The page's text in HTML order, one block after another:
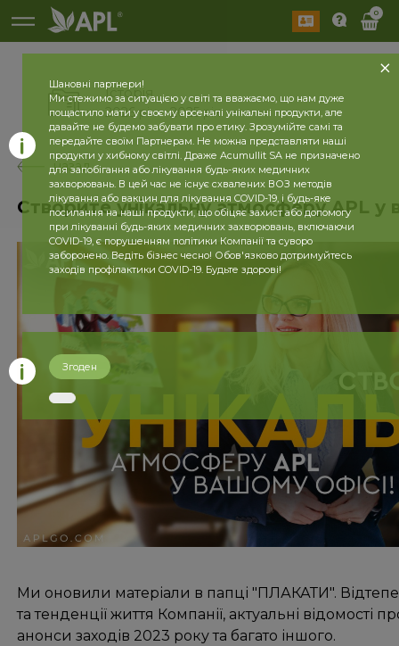
0
Історія
2026 рік 2025 рік
назад
Створите унікальну атмосферу APL у
Ми оновили матеріали в папці "ПЛАКАТИ".
та тенденції життя Компанії, актуальні відомості
анонси заходів 2023 року та багато іншого.
Шановні партнери!
Ми стежимо за ситуацією у світі та вважаємо, що нам дуже
пощастило мати у своєму арсеналі унікальні продукти, але
давайте не будемо забувати про етику. Зрозумійте самі та
передайте своїм Партнерам. Не можна представляти наші
продукти у хибному світлі. Драже Acumullit SA не призначено
для запобігання або лікування будь-яких медичних
захворювань. В цей час не існує схвалених ВОЗ методів
лікування або вакцин для лікування COVID-19, і будь-яке
посилання на наші продукти, що обіцяє захист або допомогу
при лікуванні будь-яких медичних захворювань, включаючи
COVID-19, є порушенням політики Компанії та суворо
заборонено. Ведіть бізнес чесно! Обов'язково дотримуйтесь
заходів профілактики COVID-19. Будьте здорові!
Згоден